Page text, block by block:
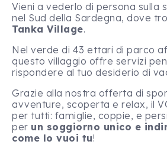
Vieni a vederlo di persona sulla
nel Sud della Sardegna, dove
Tanka Village.
Nel verde di 43 ettari di parco
questo villaggio offre servizi
rispondere al tuo desiderio di
Grazie alla nostra offerta di
avventure, scoperta e relax, il
per tutti: famiglie, coppie, e
per un soggiorno unico e
come lo vuoi tu!